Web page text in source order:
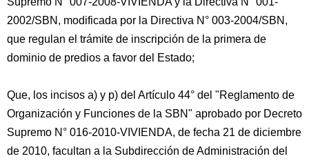
2002/SBN, modificada por la Directiva N° 003-2004/SBN,
que regulan el trámite de inscripción de la primera de
dominio de predios a favor del Estado;
Que, los incisos a) y p) del Artículo 44° del "Reglamento de
Organización y Funciones de la SBN" aprobado por Decreto
Supremo N° 016-2010-VIVIENDA, de fecha 21 de diciembre
de 2010, facultan a la Subdirección de Administración del